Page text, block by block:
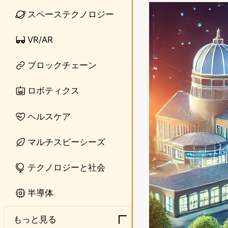
スペーステクノロジー
VR/AR
ブロックチェーン
ロボティクス
ヘルスケア
マルチスピーシーズ
テクノロジーと社会
半導体
もっと見る
s
t
o
o